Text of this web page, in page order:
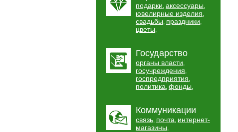
подарки, аксессуары,
ювелирные изделия,
свадьбы, праздники,
цветы,
Государство
органы власти,
госучреждения,
госпредприятия,
политика, фонды,
Коммуникации
связь, почта, интернет-
магазины,